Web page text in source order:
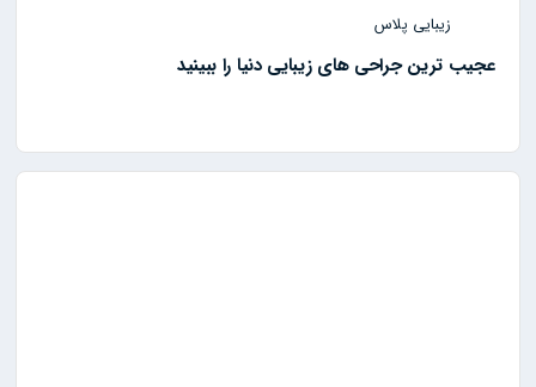
زیبایی پلاس
عجیب ترین جراحی های زیبایی دنیا را ببینید